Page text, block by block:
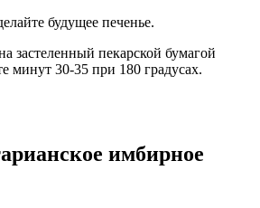
будущее печенье.
застеленный пекарской бумагой
минут 30-35 при 180 градусах.
имбирное